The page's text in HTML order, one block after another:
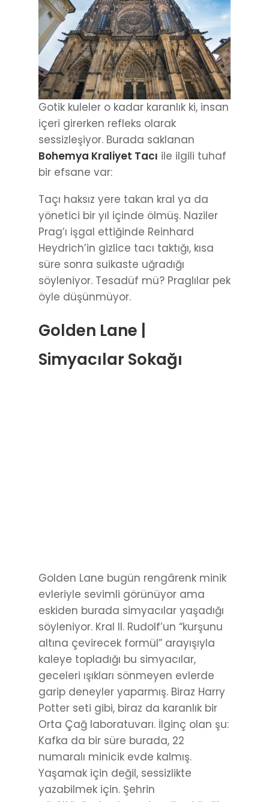
Gotik kuleler o kadar karanlık ki, insan
içeri girerken refleks olarak
sessizleşiyor. Burada saklanan
Bohemya Kraliyet Tacı ile ilgili tuhaf
bir efsane var:
Taçı haksız yere takan kral ya da
yönetici bir yıl içinde ölmüş. Naziler
Prag’ı işgal ettiğinde Reinhard
Heydrich’in gizlice tacı taktığı, kısa
süre sonra suikaste uğradığı
söyleniyor. Tesadüf mü? Praglılar pek
öyle düşünmüyor.
Golden Lane |
Simyacılar Sokağı
Golden Lane bugün rengârenk minik
evleriyle sevimli görünüyor ama
eskiden burada simyacılar yaşadığı
söyleniyor. Kral II. Rudolf’un “kurşunu
altına çevirecek formül” arayışıyla
kaleye topladığı bu simyacılar,
geceleri ışıkları sönmeyen evlerde
garip deneyler yaparmış. Biraz Harry
Potter seti gibi, biraz da karanlık bir
Orta Çağ laboratuvarı. İlginç olan şu:
Kafka da bir süre burada, 22
numaralı minicik evde kalmış.
Yaşamak için değil, sessizlikte
yazabilmek için. Şehrin